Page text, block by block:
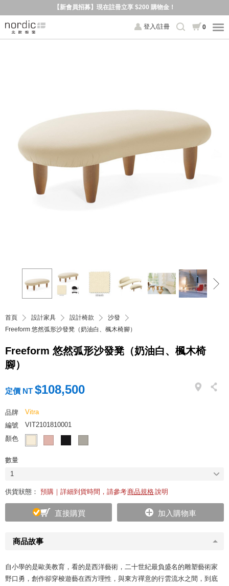
【新會員招募】現在註冊立享 $200 購物金！
登入/註冊 0
首頁 設計家具 設計椅款
沙發
Freeform 悠然弧形沙發凳（奶油白、楓木椅腳）
Freeform 悠然弧形沙發凳（奶油白、楓木椅
腳）
商品故事
自小學的是歐美教育，看的是西洋藝術，二十世紀最負盛名的雕塑藝術家
野口勇，創作卻穿梭遊藝在西方理性，與東方禪意的行雲流水之間，到底
定價 NT $108,500
品牌
Vitra
編號
VIT2101810001
顏色
數量
1
供貨狀態： 預購｜詳細到貨時間，請參考商品規格說明
直接購買 加入購物車